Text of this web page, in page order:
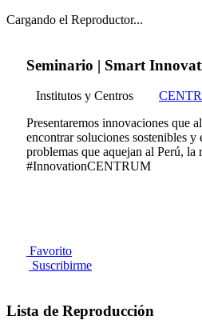
Cargando el Reproductor...
Seminario | Smart
Institutos y Centros
Presentaremos innovaciones que
encontrar soluciones sostenibles y
problemas que aquejan al Perú,
#InnovationCENTRUM
Favorito
Suscribirme
Lista de Reproducción